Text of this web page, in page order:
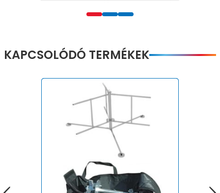
KAPCSOLÓDÓ TERMÉKEK